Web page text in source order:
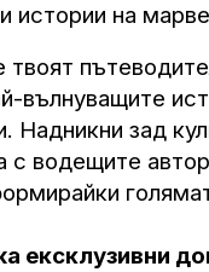
истории на
твоят
вълнуващите
Надникни зад
с водещите
ексклузивни